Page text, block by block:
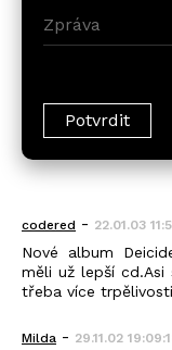
codered - 22.01.03
Nové album
měli už lepší cd.Asi
třeba více
Milda - 29.11.02